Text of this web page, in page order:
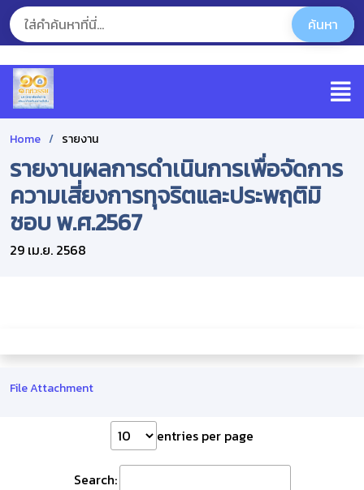
Home รายงาน
รายงานผลการดำเนินการเพื่อจัดการ
ความเสี่ยงการทุจริตและประพฤติมิ
ชอบ พ.ศ.2567
29 เม.ย. 2568
File Attachment
entries per page
Search: